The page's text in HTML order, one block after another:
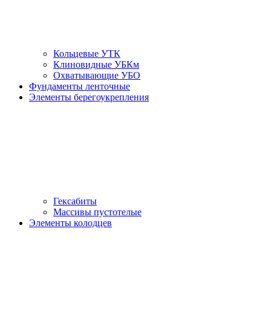
Кольцевые УТК
Клиновидные УБКм
Охватывающие УБО
Фундаменты ленточные
Элементы берегоукрепления
Гексабиты
Массивы пустотелые
Элементы колодцев